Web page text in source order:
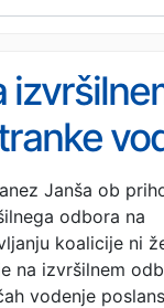
skupine
Janša ob
odbora na
koalicije ni
na izvršilnem
vodenje